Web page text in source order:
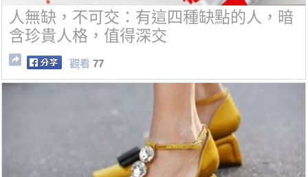
人無缺，不可交：有這四種缺點的人，暗
含珍貴人格，值得深交
觀看 77